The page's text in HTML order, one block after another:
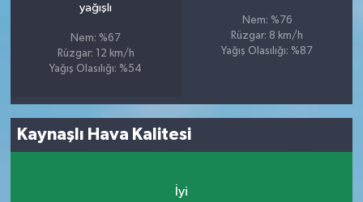
yağışlı
Nem: %67
Rüzgar: 12 km/h
Yağış Olasılığı: %54
Nem: %76
Rüzgar: 8 km/h
Yağış Olasılığı: %87
Kaynaşlı Hava Kalitesi
İyi